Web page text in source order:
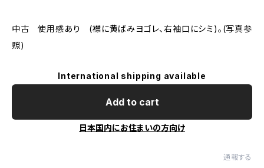
中古 使用感あり (襟に黄ばみヨゴレ、右袖口にシミ)。(写真参
照)
International shipping available
Add to cart
日本国内にお住まいの方向け
通報する